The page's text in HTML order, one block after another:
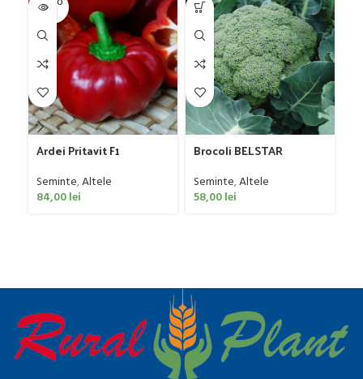
UT
Ardei Pritavit F1
Seminte,Altele
84,00lei
Brocoli BELSTAR
Seminte,Altele
58,00lei